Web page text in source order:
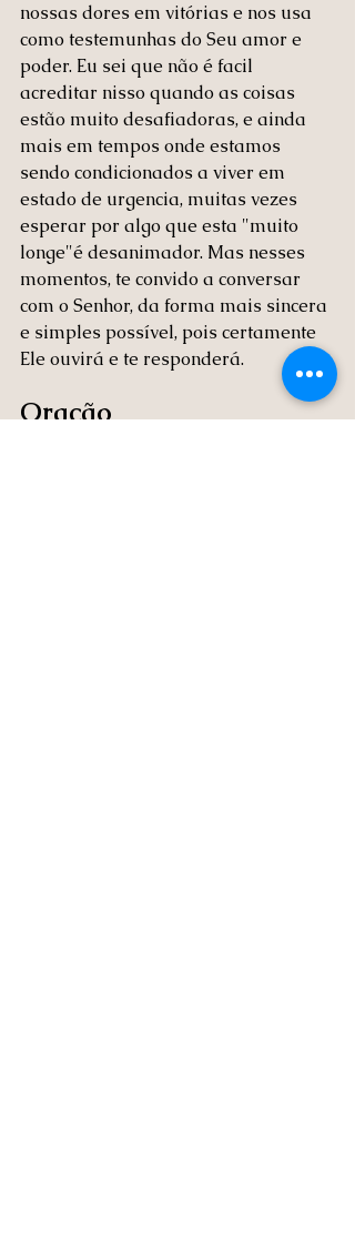
nossas dores em vitórias e nos usa
como testemunhas do Seu amor e
poder. Eu sei que não é facil
acreditar nisso quando as coisas
estão muito desafiadoras, e ainda
mais em tempos onde estamos
sendo condicionados a viver em
estado de urgencia, muitas vezes
esperar por algo que esta "muito
longe"é desanimador. Mas nesses
momentos, te convido a conversar
com o Senhor, da forma mais sincera
e simples possível, pois certamente
Ele ouvirá e te responderá.
Oração